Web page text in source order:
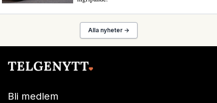
Alla nyheter →
Bli medlem